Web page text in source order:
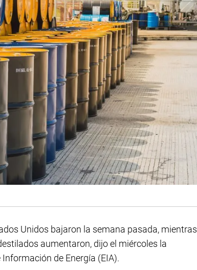
Unidos bajaron la semana pasada, mientras
aumentaron, dijo el miércoles la
de Energía (EIA).